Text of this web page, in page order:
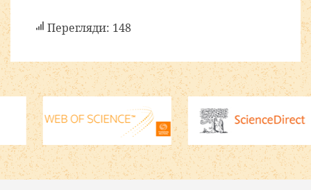
Перегляди: 148